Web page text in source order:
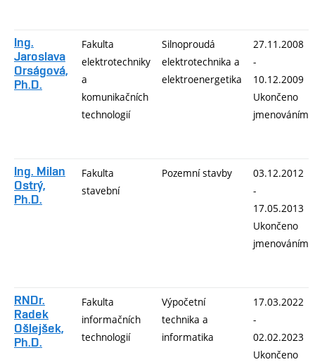
Ing.
Jaroslava
Orságová,
Ph.D.
Fakulta
elektrotechniky
a
komunikačních
technologií
Silnoproudá
elektrotechnika a
elektroenergetika
27.11.2008
-
10.12.2009
Ukončeno
jmenováním
Ing. Milan
Ostrý,
Ph.D.
Fakulta
stavební
Pozemní stavby
03.12.2012
-
17.05.2013
Ukončeno
jmenováním
RNDr.
Radek
Ošlejšek,
Ph.D.
Fakulta
informačních
technologií
Výpočetní
technika a
informatika
17.03.2022
-
02.02.2023
Ukončeno